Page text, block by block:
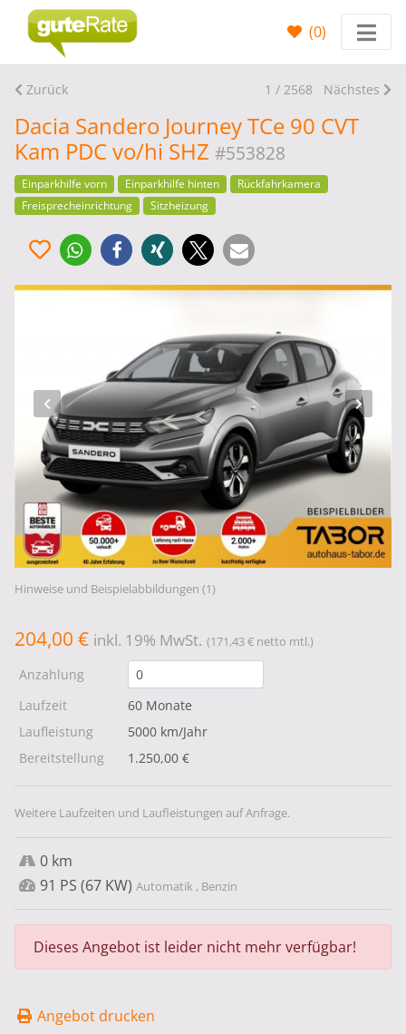
(0)
Zurück 1 / 2568 Nächstes
Dacia Sandero Journey TCe 90 CVT
Kam PDC vo/hi SHZ #553828
Einparkhilfe vorn Einparkhilfe hinten
Rückfahrkamera
Freisprecheinrichtung
Sitzheizung
Hinweise und Beispielabbildungen (1)
204,00 € inkl. 19% MwSt. (171,43 € netto mtl.)
Anzahlung
Laufzeit
60 Monate
Laufleistung
5000 km/Jahr
Bereitstellung
1.250,00 €
Weitere Laufzeiten und Laufleistungen auf Anfrage.
0 km
91 PS (67 KW) Automatik , Benzin
Dieses Angebot ist leider nicht mehr verfügbar!
Angebot drucken